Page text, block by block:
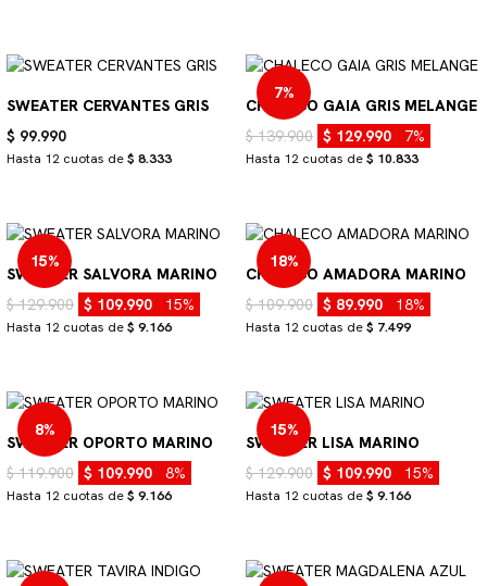
SWEATER CERVANTES GRIS
$ 99.990
Hasta 12 cuotas de$ 8.333
7%
CHALECO GAIA GRIS MELANGE
$ 139.900 $ 129.990 7%
Hasta 12 cuotas de$ 10.833
15%
SWEATER SALVORA MARINO
$ 129.900 $ 109.990 15%
Hasta 12 cuotas de$ 9.166
18%
CHALECO AMADORA MARINO
$ 109.900 $ 89.990 18%
Hasta 12 cuotas de$ 7.499
8%
SWEATER OPORTO MARINO
$ 119.900 $ 109.990 8%
Hasta 12 cuotas de$ 9.166
15%
SWEATER LISA MARINO
$ 129.900 $ 109.990 15%
Hasta 12 cuotas de$ 9.166